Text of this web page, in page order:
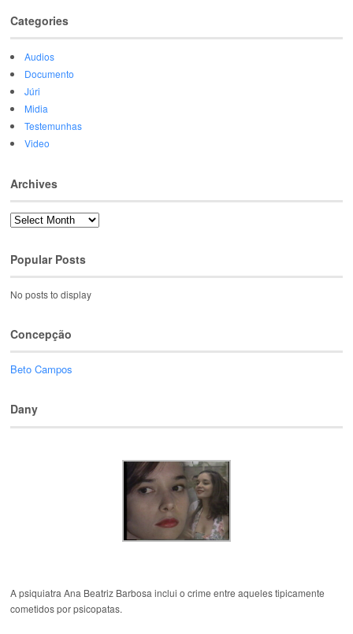
Categories
Audios
Documento
Júri
Midia
Testemunhas
Video
Archives
Archives
Popular Posts
No posts to display
Concepção
Beto Campos
Dany
A psiquiatra Ana Beatriz Barbosa inclui o crime entre aqueles tipicamente
cometidos por psicopatas.